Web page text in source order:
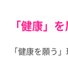
「健康」
「健康を願う